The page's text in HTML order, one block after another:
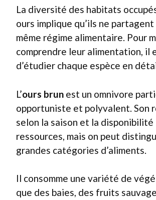
La diversité des habitats
ours implique qu’ils ne
même régime alimentaire. Pour
comprendre leur alimentation, il
d’étudier chaque espèce en
L’ours brun est un omnivore
opportuniste et polyvalent. Son
selon la saison et la disponibilité
ressources, mais on peut
grandes catégories d’aliments.
Il consomme une variété de
que des baies, des fruits